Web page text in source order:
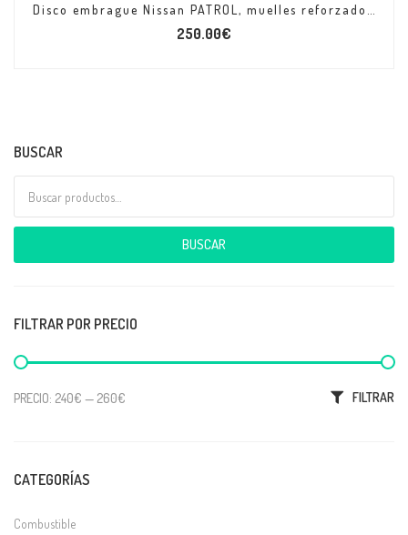
250.00€
BUSCAR
BUSCAR
FILTRAR POR PRECIO
Precio mínimo
Precio máximo FILTRAR
PRECIO: 240€ — 260€
CATEGORÍAS
Combustible